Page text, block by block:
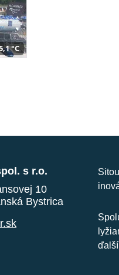
°C
s r.o.
10
Bystrica